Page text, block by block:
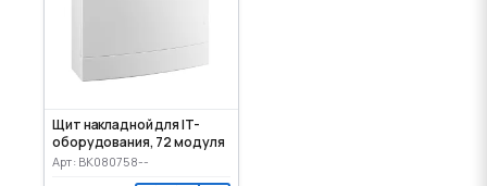
Щит накладной для IT-
оборудования, 72 модуля
Арт: BK080758--